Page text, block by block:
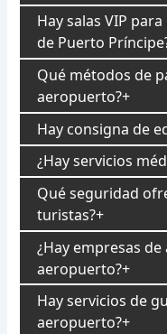
Hay salas VIP
de Puerto
Qué métodos de
aeropuerto?
Hay consigna de
¿Hay servicios
Qué seguridad
turistas?
¿Hay empresas
aeropuerto?
Hay servicios de
aeropuerto?